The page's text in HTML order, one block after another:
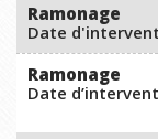
Ramonage
Date
Ramonage
Date